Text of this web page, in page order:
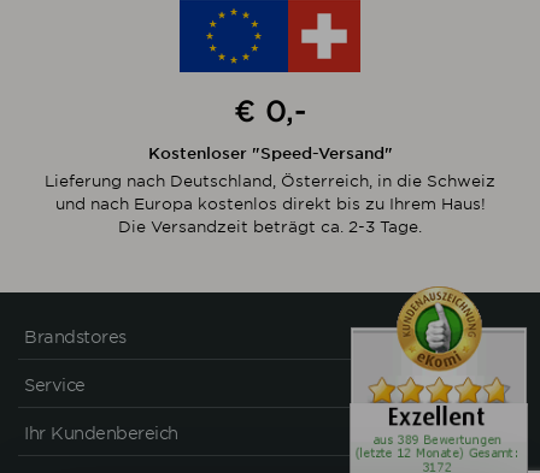
€ 0,-
Kostenloser "Speed-Versand"
Lieferung nach Deutschland, Österreich, in die Schweiz
und nach Europa kostenlos direkt bis zu Ihrem Haus!
Die Versandzeit beträgt ca. 2-3 Tage.
Brandstores
Service
Ihr Kundenbereich